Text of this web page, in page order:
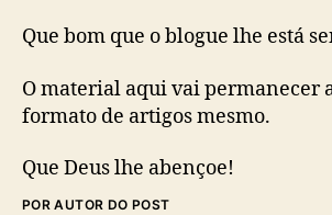
:
Que bom que o blogue lhe está
O material aqui vai permanecer
formato de artigos mesmo.
Que Deus lhe abençoe!
POR AUTOR DO POST